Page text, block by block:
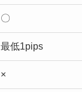
〇
最低1pips
×